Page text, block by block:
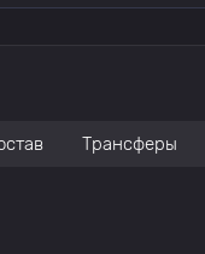
Трансферы